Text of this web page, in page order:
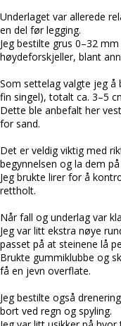
Underlaget var allerede
en del før legging.
Jeg bestilte grus 0–32
høydeforskjeller, blant
Som settelag valgte jeg å
fin singel), totalt ca. 3–5
Dette ble anbefalt her
for sand.
Det er veldig viktig med
begynnelsen og la dem
Jeg brukte lirer for å
rettholt.
Når fall og underlag var
Jeg var litt ekstra nøye
passet på at steinene lå
Brukte gummiklubbe og
få en jevn overflate.
Jeg bestilte også
bort ved regn og spyling.